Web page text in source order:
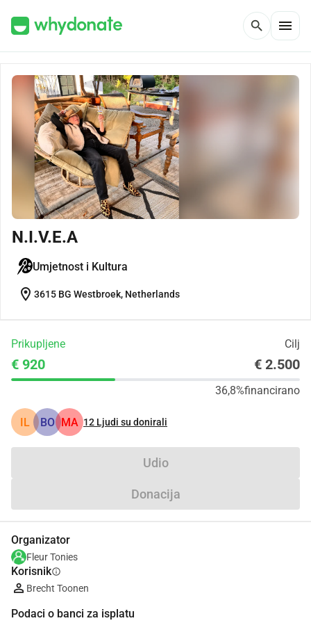
search menu
N.I.V.E.A
Umjetnost i Kultura
location_on 3615 BG Westbroek, Netherlands
Prikupljene Cilj
€ 920 € 2.500
36,8%financirano
IL BO MA 12 Ljudi su donirali
Udio
Donacija
Organizator
Fleur Tonies
Korisnikinfo
Brecht Toonen
Podaci o banci za isplatu